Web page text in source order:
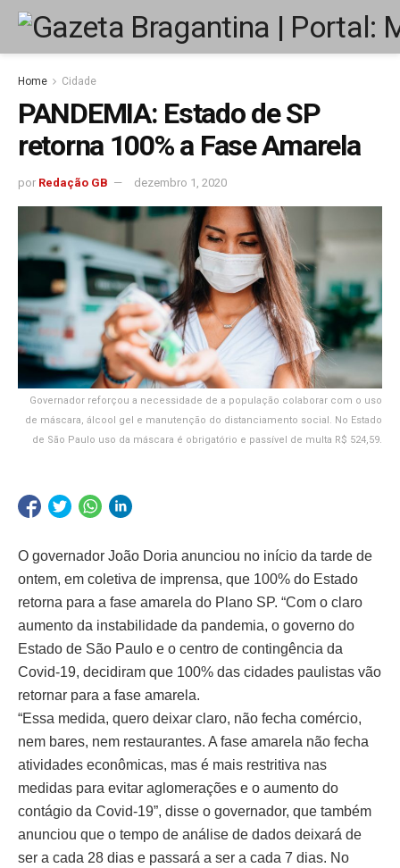
Home Cidade
PANDEMIA: Estado de SP
retorna 100% a Fase Amarela
por Redação GB dezembro 1, 2020
Governador reforçou a necessidade de a população colaborar com o uso
de máscara, álcool gel e manutenção do distanciamento social. No Estado
de São Paulo uso da máscara é obrigatório e passível de multa R$ 524,59.
O governador João Doria anunciou no início da tarde de
ontem, em coletiva de imprensa, que 100% do Estado
retorna para a fase amarela do Plano SP. “Com o claro
aumento da instabilidade da pandemia, o governo do
Estado de São Paulo e o centro de contingência da
Covid-19, decidiram que 100% das cidades paulistas vão
retornar para a fase amarela.
“Essa medida, quero deixar claro, não fecha comércio,
nem bares, nem restaurantes. A fase amarela não fecha
atividades econômicas, mas é mais restritiva nas
medidas para evitar aglomerações e o aumento do
contágio da Covid-19”, disse o governador, que também
anunciou que o tempo de análise de dados deixará de
ser a cada 28 dias e passará a ser a cada 7 dias. No